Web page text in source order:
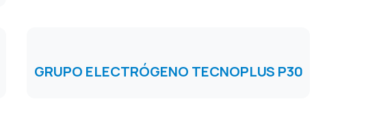
GRUPO ELECTRÓGENO TECNOPLUS P30